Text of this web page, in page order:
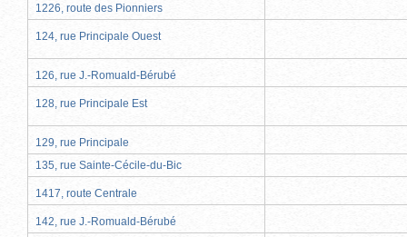
1226, route des Pionniers
124, rue Principale Ouest
126, rue J.-Romuald-Bérubé
128, rue Principale Est
129, rue Principale
135, rue Sainte-Cécile-du-Bic
1417, route Centrale
142, rue J.-Romuald-Bérubé